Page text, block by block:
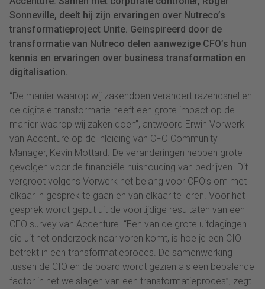
Sonneville, deelt hij zijn ervaringen over Nutreco’s
transformatieproject Unite. Geinspireerd door de
transformatie van Nutreco delen aanwezige CFO’s hun
kennis en ervaringen over business transformation en
digitalisation.
“De manier waarop wij zakendoen verandert razendsnel en
de digitale transformatie heeft een grote impact op de
manier waarop wij zaken doen”, antwoord Erwin Vorwerk
van Accenture op de inleiding van CFO Community
Manager, Kevin Mottard. De veranderingen hebben grote
gevolgen voor de financiële huishouding van bedrijven. Dit
vergroot volgens Vorwerk het belang voor CFO’s om met
elkaar in gesprek te gaan en van elkaar te leren. Voor het
gesprek wordt geput uit de voortijdige resultaten van een
CFO survey van Accenture. “Een van de grote uitdagingen
die uit het onderzoek naar voren komt, is hoe je een CIO
betrekt in een transformatieproces. De samenwerking
tussen de CIO en de board wordt gezien als een bepalende
factor in het welslagen van een transformatieproces”, zegt